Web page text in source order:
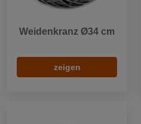
Weidenkranz Ø34 cm
zeigen